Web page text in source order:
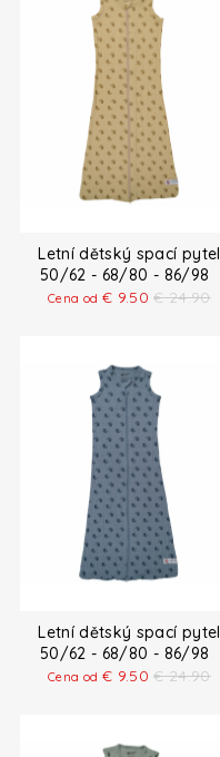
Letní dětský spací pytel
50/62 - 68/80 - 86/98
Cena od € 9.50 € 24.90
Letní dětský spací pytel
50/62 - 68/80 - 86/98
Cena od € 9.50 € 24.90